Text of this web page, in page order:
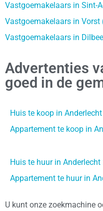
Vastgoemakelaars in Sint-
Vastgoemakelaars in Vorst
Vastgoemakelaars in
Advertenties
goed in de
Huis te koop in
Appartement te koop in
Huis te huur in Anderlecht
Appartement te huur in
U kunt onze zoekmachine